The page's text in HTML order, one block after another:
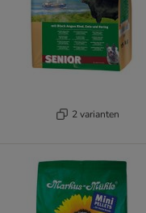
2 varianten